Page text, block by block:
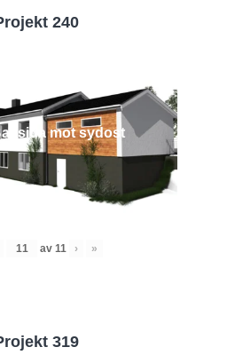
240
mot sydost
av 11 › »
319